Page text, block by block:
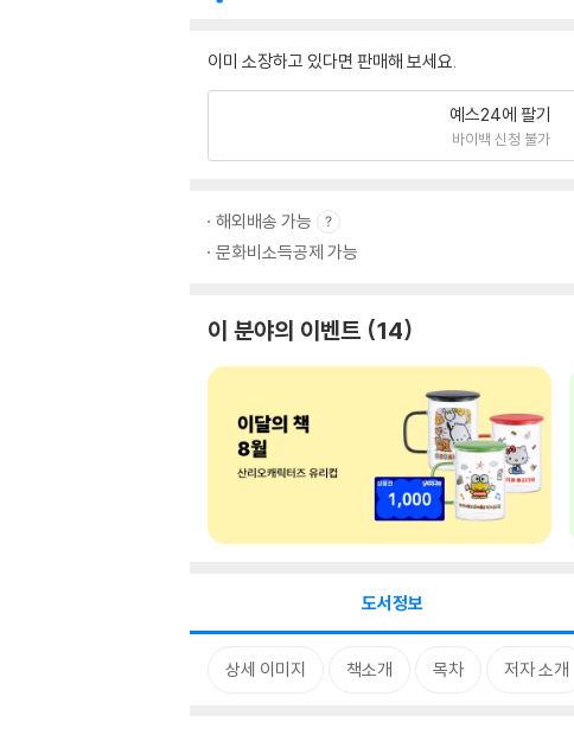
이미 소장하고 있다면 판매해 보세요.
예스24에 팔기
바이백 신청 불가
해외배송 가능
문화비소득공제 가능
이 분야의 이벤트 14
도서정보
상세 이미지 책소개 목차 저자 소개